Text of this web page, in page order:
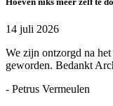
14 juli 2026
We zijn ontzorgd na
geworden. Bedankt
- Petrus Vermeulen